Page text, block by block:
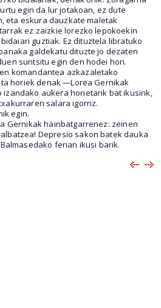
egin da lur jotakoan, ez dute
eta eskura dauzkate maletak
ez zaizkie lorezko lepokoekin
guztiak. Ez dituztela libratuko
galdekatu dituzte jo dezaten
suntsitu egin den hodei hori.
komandantea azkazaletako
horiek denak —Lorea Gernikak
aukera horietarik bat ikusirik,
salara igorriz.
egin.
Gernikak hainbatgarrenez: zeinen
Depresio sakon batek dauka
ferian ikusi barik.